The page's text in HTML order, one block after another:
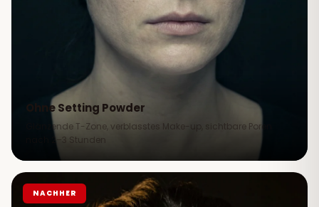
Ohne Setting Powder
Glänzende T-Zone, verblasstes Make-up, sichtbare Poren
nach 2–3 Stunden
NACHHER